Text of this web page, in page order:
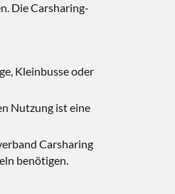
Die Carsharing-
Kleinbusse oder
Nutzung ist eine
Carsharing
benötigen.